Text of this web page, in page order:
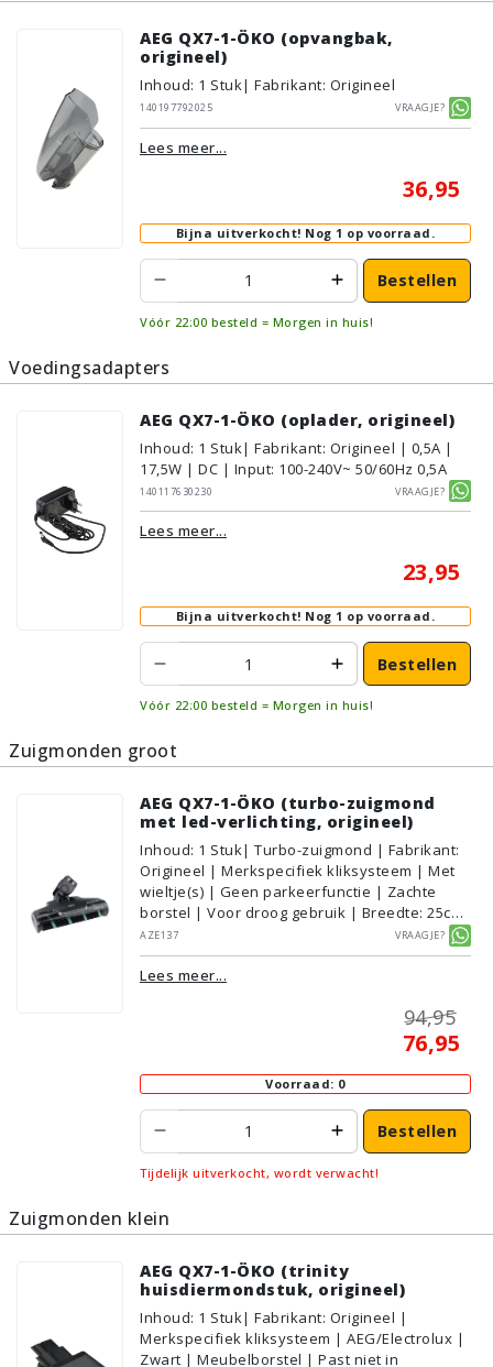
AEG QX7-1-ÖKO (opvangbak,
origineel)
Inhoud: 1 Stuk| Fabrikant: Origineel
140197792025
Vraagje?
Lees meer...
36,95
Bijna uitverkocht! Nog 1 op voorraad.
Bestellen
Vóór 22:00 besteld = Morgen in huis!
Voedingsadapters
AEG QX7-1-ÖKO (oplader, origineel)
Inhoud: 1 Stuk| Fabrikant: Origineel | 0,5A |
17,5W | DC | Input: 100-240V~ 50/60Hz 0,5A
140117630230
Vraagje?
Lees meer...
23,95
Bijna uitverkocht! Nog 1 op voorraad.
Bestellen
Vóór 22:00 besteld = Morgen in huis!
Zuigmonden groot
AEG QX7-1-ÖKO (turbo-zuigmond
met led-verlichting, origineel)
Inhoud: 1 Stuk| Turbo-zuigmond | Fabrikant:
Origineel | Merkspecifiek kliksysteem | Met
wieltje(s) | Geen parkeerfunctie | Zachte
borstel | Voor droog gebruik | Breedte: 25cm
| Met verlichting | Met kliksysteem | Zwart |
AEG/Electrolux | Geschikt voor vloertype:
Plavuizen/Tegels, Parket/Laminaat, PVC/Vinyl
AZE137 Vraagje?
Lees meer...
94,95
76,95
Voorraad: 0
Bestellen
Tijdelijk uitverkocht, wordt verwacht!
Zuigmonden klein
AEG QX7-1-ÖKO (trinity
huisdiermondstuk, origineel)
Inhoud: 1 Stuk| Fabrikant: Origineel |
Merkspecifiek kliksysteem | AEG/Electrolux |
Zwart | Meubelborstel | Past niet in